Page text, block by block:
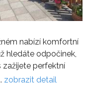
nabízí komfortní
hledáte odpočinek,
zažijete perfektní
zobrazit detail